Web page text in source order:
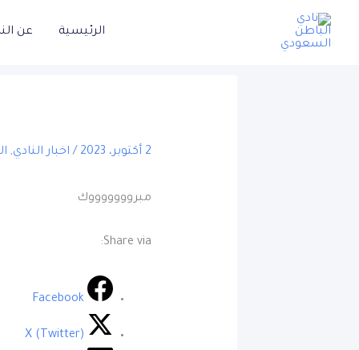
تخطي
الرئيسية عن
2 أكتوبر، 2023 / اخبار النادي,
مبروووووووك
Share via:
Facebook
X (Twitter)